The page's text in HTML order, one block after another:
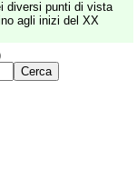
diversi punti di vista
agli inizi del XX